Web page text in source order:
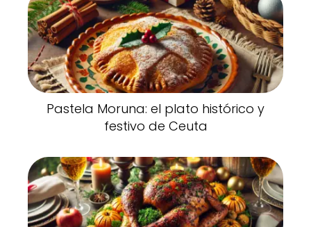
Pastela Moruna: el plato histórico y
festivo de Ceuta